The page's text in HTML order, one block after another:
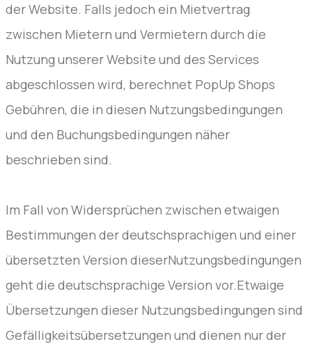
der Website. Falls jedoch ein Mietvertrag
zwischen Mietern und Vermietern durch die
Nutzung unserer Website und des Services
abgeschlossen wird, berechnet PopUp Shops
Gebühren, die in diesen Nutzungsbedingungen
und den Buchungsbedingungen näher
beschrieben sind.
Im Fall von Widersprüchen zwischen etwaigen
Bestimmungen der deutschsprachigen und einer
übersetzten Version dieserNutzungsbedingungen
geht die deutschsprachige Version vor.Etwaige
Übersetzungen dieser Nutzungsbedingungen sind
Gefälligkeitsübersetzungen und dienen nur der